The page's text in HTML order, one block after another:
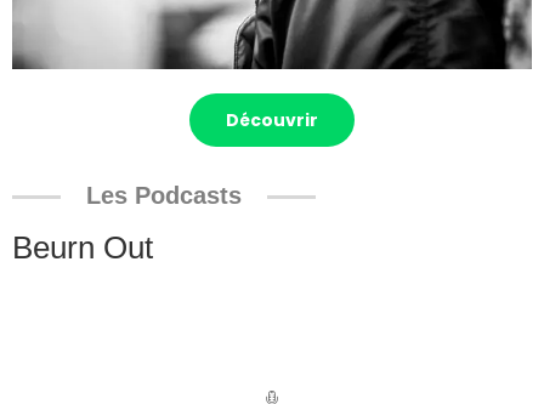
Découvrir
Les Podcasts
Beurn Out